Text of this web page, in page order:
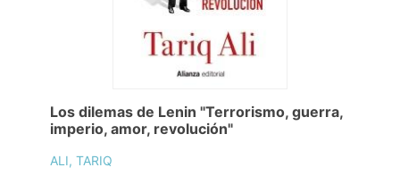
Los dilemas de Lenin "Terrorismo, guerra,
imperio, amor, revolución"
ALI, TARIQ